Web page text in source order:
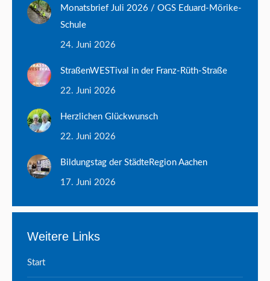
Monatsbrief Juli 2026 / OGS Eduard-Mörike-
Schule
24. Juni 2026
StraßenWESTival in der Franz-Rüth-Straße
22. Juni 2026
Herzlichen Glückwunsch
22. Juni 2026
Bildungstag der StädteRegion Aachen
17. Juni 2026
Weitere Links
Start